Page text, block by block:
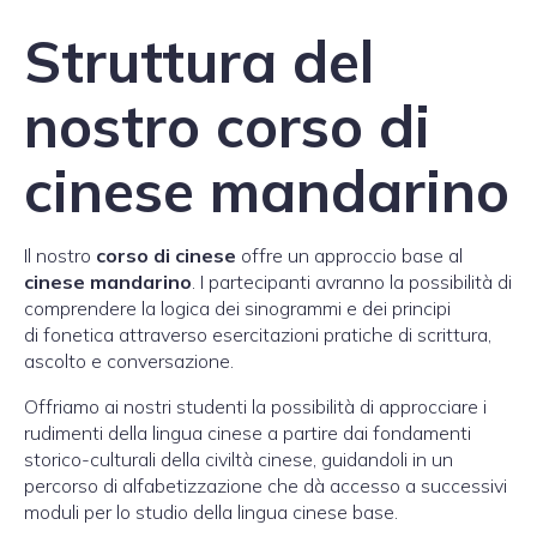
Struttura del
nostro corso di
cinese mandarino
Il nostro corso di cinese offre un approccio base al
cinese mandarino . I partecipanti avranno la possibilità di
comprendere la logica dei sinogrammi e dei principi
di fonetica attraverso esercitazioni pratiche di scrittura,
ascolto e conversazione.
Offriamo ai nostri studenti la possibilità di approcciare i
rudimenti della lingua cinese a partire dai fondamenti
storico-culturali della civiltà cinese, guidandoli in un
percorso di alfabetizzazione che dà accesso a successivi
moduli per lo studio della lingua cinese base.